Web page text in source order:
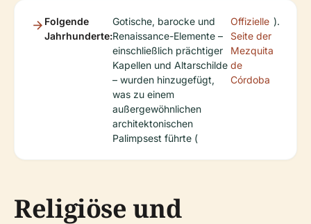
Folgende
Jahrhunderte:
Gotische, barocke und
Renaissance-Elemente –
einschließlich prächtiger
Kapellen und Altarschilde
– wurden hinzugefügt,
was zu einem
außergewöhnlichen
architektonischen
Palimpsest führte (
Offizielle
Seite der
Mezquita
de
Córdoba
).
Religiöse und